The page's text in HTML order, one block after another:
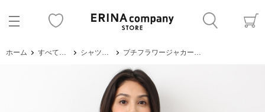
ホーム すべてのアイテム シャツ・ブラウス プチフラワージャカードシフォンブラウス